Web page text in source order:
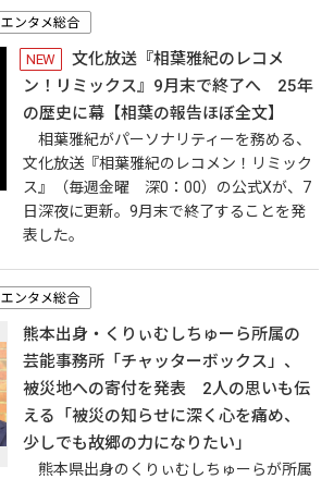
エンタメ総合
NEW
文化放送『相葉雅紀のレコメ
ン！リミックス』9月末で終了へ 25年
の歴史に幕【相葉の報告ほぼ全文】
相葉雅紀がパーソナリティーを務める、
文化放送『相葉雅紀のレコメン！リミック
ス』（毎週金曜 深0：00）の公式Xが、7
日深夜に更新。9月末で終了することを発
表した。
エンタメ総合
熊本出身・くりぃむしちゅーら所属の
芸能事務所「チャッターボックス」、
被災地への寄付を発表 2人の思いも伝
える「被災の知らせに深く心を痛め、
少しでも故郷の力になりたい」
熊本県出身のくりぃむしちゅーらが所属